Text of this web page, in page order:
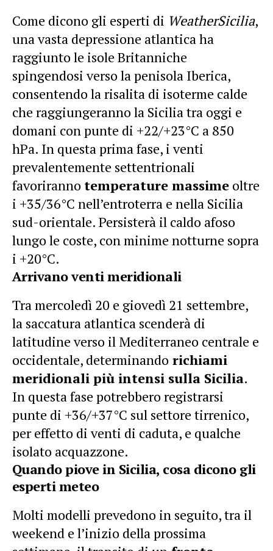
Come dicono gli esperti di WeatherSicilia,
una vasta depressione atlantica ha
raggiunto le isole Britanniche
spingendosi verso la penisola Iberica,
consentendo la risalita di isoterme calde
che raggiungeranno la Sicilia tra oggi e
domani con punte di +22/+23°C a 850
hPa. In questa prima fase, i venti
prevalentemente settentrionali
favoriranno temperature massime oltre
i +35/36°C nell’entroterra e nella Sicilia
sud-orientale. Persisterà il caldo afoso
lungo le coste, con minime notturne sopra
i +20°C.
Arrivano venti meridionali
Tra mercoledì 20 e giovedì 21 settembre,
la saccatura atlantica scenderà di
latitudine verso il Mediterraneo centrale e
occidentale, determinando richiami
meridionali più intensi sulla Sicilia.
In questa fase potrebbero registrarsi
punte di +36/+37°C sul settore tirrenico,
per effetto di venti di caduta, e qualche
isolato acquazzone.
Quando piove in Sicilia, cosa dicono gli
esperti meteo
Molti modelli prevedono in seguito, tra il
weekend e l’inizio della prossima